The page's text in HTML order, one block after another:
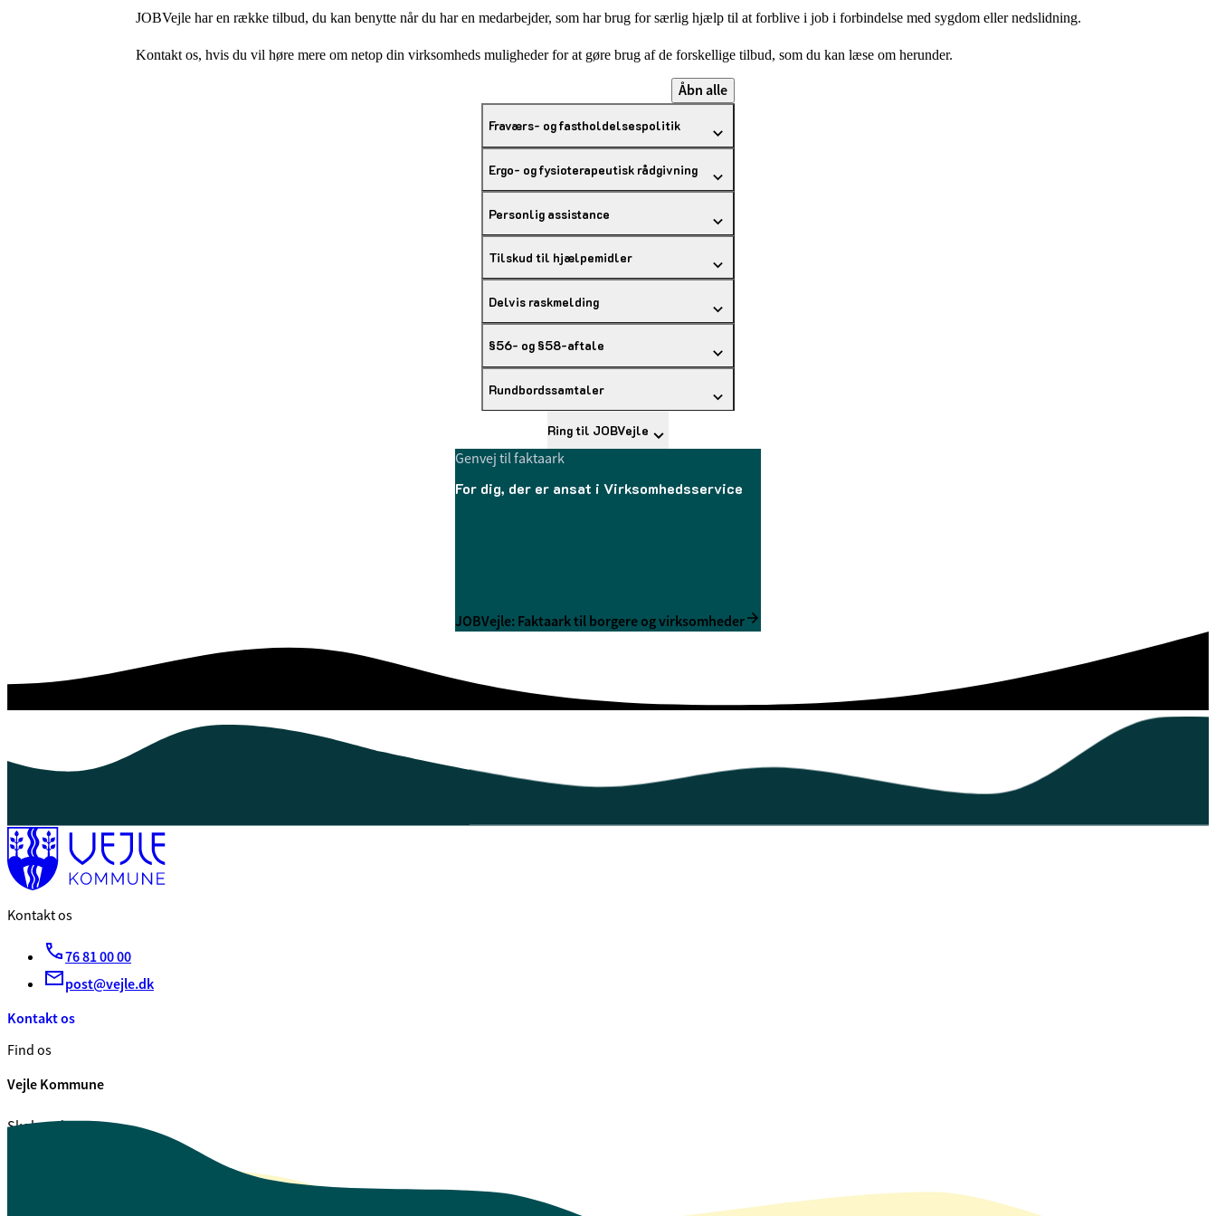
JOBVejle har en række tilbud, du kan benytte når du har en medarbejder, som har brug for særlig hjælp til at forblive i job i forbindelse med sygdom eller nedslidning.
Kontakt os, hvis du vil høre mere om netop din virksomheds muligheder for at gøre brug af de forskellige tilbud, som du kan læse om herunder.
Åbn alle
Fraværs- og fastholdelsespolitik
Ergo- og fysioterapeutisk rådgivning
Personlig assistance
Tilskud til hjælpemidler
Delvis raskmelding
§56- og §58-aftale
Rundbordssamtaler
Ring til JOBVejle
Genvej til faktaark
For dig, der er ansat i Virksomhedsservice
JOBVejle: Faktaark til borgere og virksomheder
Kontakt os
76 81 00 00
post@vejle.dk
Kontakt os
Find os
Vejle Kommune
Skolegade 1